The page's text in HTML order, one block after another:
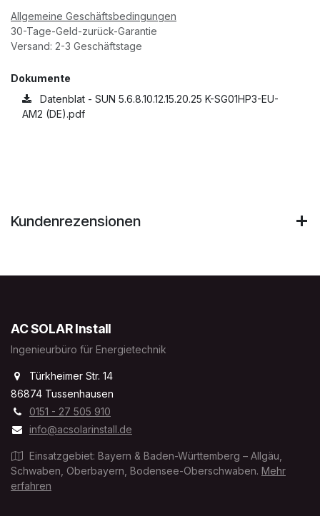
Allgemeine Geschäftsbedingungen
30-Tage-Geld-zurück-Garantie
Versand: 2-3 Geschäftstage
Dokumente
Datenblat - SUN 5.6.8.10.12.15.20.25 K-SG01HP3-EU-
AM2 (DE).pdf
Kundenrezensionen
AC SOLAR Install
Ingenieurbüro für Energietechnik
Türkheimer Str. 14
86874 Tussenhausen
0151 - 27 505 910
info@acsolarinstall.de
Einsatzgebiet: Bayern & Baden-Württemberg – Allgäu,
Schwaben, Oberbayern, Bodensee-Oberschwaben. Mehr
erfahren